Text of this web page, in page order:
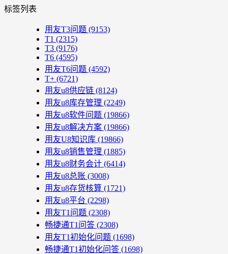
标签列表
用友T3问题 (9153)
T1 (2315)
T3 (9176)
T6 (4595)
用友T6问题 (4592)
T+ (6721)
用友u8供应链 (8124)
用友u8库存管理 (2249)
用友u8软件问题 (19866)
用友u8解决方案 (19866)
用友U8知识库 (19866)
用友u8销售管理 (1885)
用友u8财务会计 (6414)
用友u8总账 (3008)
用友u8存货核算 (1721)
用友u8平台 (2298)
用友T1问题 (2308)
畅捷通T1问答 (2308)
用友T1初始化问题 (1698)
畅捷通T1初始化问答 (1698)